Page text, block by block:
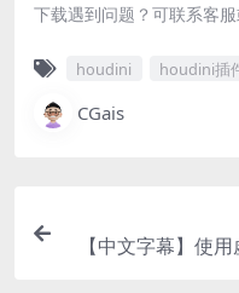
下载遇到问题？可联系客
houdini houdini插
CGais
【中文字幕】使